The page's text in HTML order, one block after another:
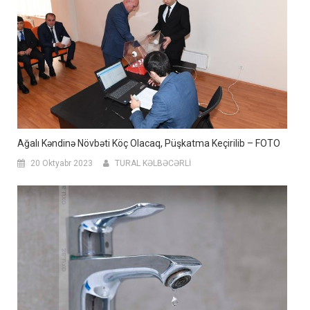
Ağalı Kəndinə Növbəti Köç Olacaq, Püşkatma Keçirilib – FOTO
20 Oktyabr 2023 TURAL KƏLBƏCƏRLİ